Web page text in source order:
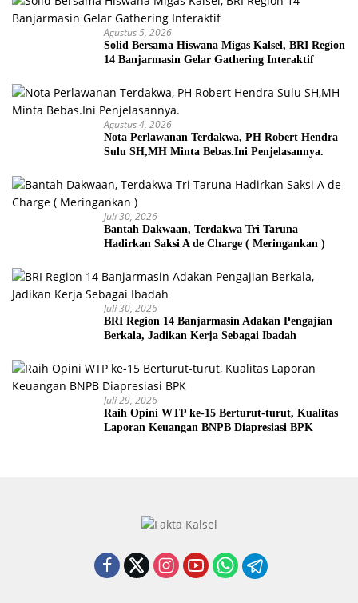
Agustus 5, 2026
Solid Bersama Hiswana Migas Kalsel, BRI Region
14 Banjarmasin Gelar Gathering Interaktif
Agustus 4, 2026
Nota Perlawanan Terdakwa, PH Robert Hendra
Sulu SH,MH Minta Bebas.Ini Penjelasannya.
Juli 30, 2026
Bantah Dakwaan, Terdakwa Tri Taruna
Hadirkan Saksi A de Charge ( Meringankan )
Juli 30, 2026
BRI Region 14 Banjarmasin Adakan Pengajian
Berkala, Jadikan Kerja Sebagai Ibadah
Juli 29, 2026
Raih Opini WTP ke-15 Berturut-turut, Kualitas
Laporan Keuangan BNPB Diapresiasi BPK